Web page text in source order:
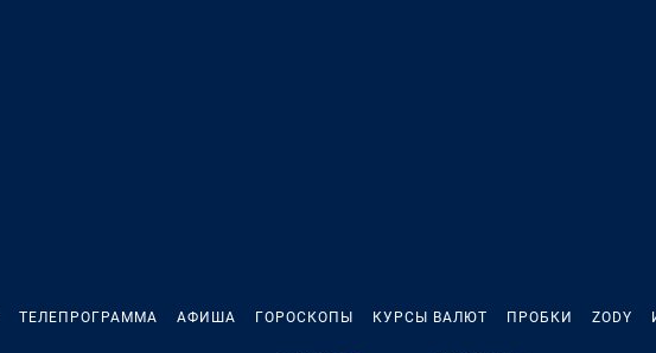
ТЕЛЕПРОГРАММА АФИША ГОРОСКОПЫ КУРСЫ ВАЛЮТ ПРОБКИ ZODY